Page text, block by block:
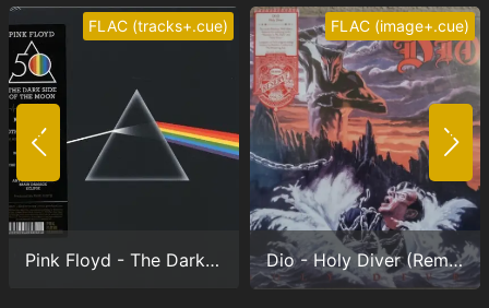
Не запоминать меня
ВОЙТИ
Регистрация
FLAC (tracks+.cue)
Pink Floyd - The Dark Side Of The Moon (Anniversary version) (24/192.0)
FLAC (image+.cue)
Dio - Holy Diver (Remastered) (24/96.0)